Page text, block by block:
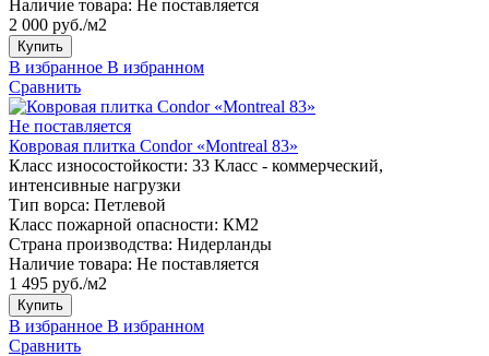
Наличие товара: Не поставляется
2 000 руб./м2
Купить
В избранное В избранном
Сравнить
Не поставляется
Ковровая плитка Condor «Montreal 83»
Класс износостойкости: 33 Класс - коммерческий,
интенсивные нагрузки
Тип ворса: Петлевой
Класс пожарной опасности: КМ2
Страна производства: Нидерланды
Наличие товара: Не поставляется
1 495 руб./м2
Купить
В избранное В избранном
Сравнить